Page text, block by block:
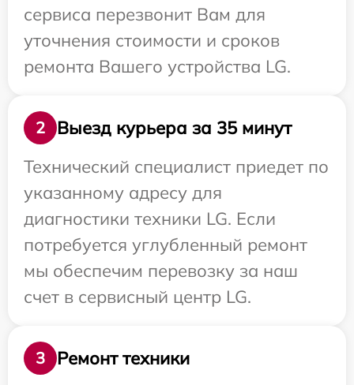
сервиса перезвонит Вам для
уточнения стоимости и сроков
ремонта Вашего устройства LG.
2
Выезд курьера за 35 минут
Технический специалист приедет по
указанному адресу для
диагностики техники LG. Если
потребуется углубленный ремонт
мы обеспечим перевозку за наш
счет в сервисный центр LG.
3
Ремонт техники